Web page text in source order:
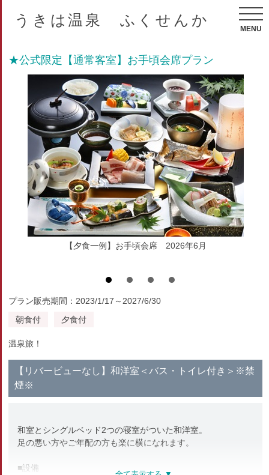
うきは温泉 ふくせんか
MENU
★公式限定【通常客室】お手頃会席プラン
【夕食一例】お手頃会席 2026年6月
プラン販売期間：2023/1/17～2027/6/30
朝食付
夕食付
温泉旅！
【リバービューなし】和洋室＜バス・トイレ付き＞※禁
煙※
和室とシングルベッド2つの寝室がついた和洋室。
足の悪い方やご年配の方も楽に横になれます。
■設備